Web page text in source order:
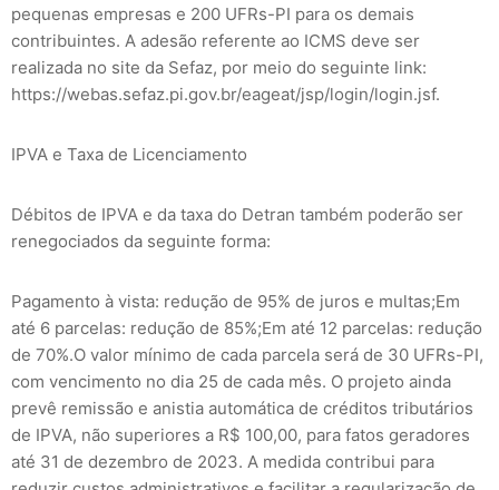
pequenas empresas e 200 UFRs-PI para os demais
contribuintes. A adesão referente ao ICMS deve ser
realizada no site da Sefaz, por meio do seguinte link:
https://webas.sefaz.pi.gov.br/eageat/jsp/login/login.jsf.
IPVA e Taxa de Licenciamento
Débitos de IPVA e da taxa do Detran também poderão ser
renegociados da seguinte forma:
Pagamento à vista: redução de 95% de juros e multas;Em
até 6 parcelas: redução de 85%;Em até 12 parcelas: redução
de 70%.O valor mínimo de cada parcela será de 30 UFRs-PI,
com vencimento no dia 25 de cada mês. O projeto ainda
prevê remissão e anistia automática de créditos tributários
de IPVA, não superiores a R$ 100,00, para fatos geradores
até 31 de dezembro de 2023. A medida contribui para